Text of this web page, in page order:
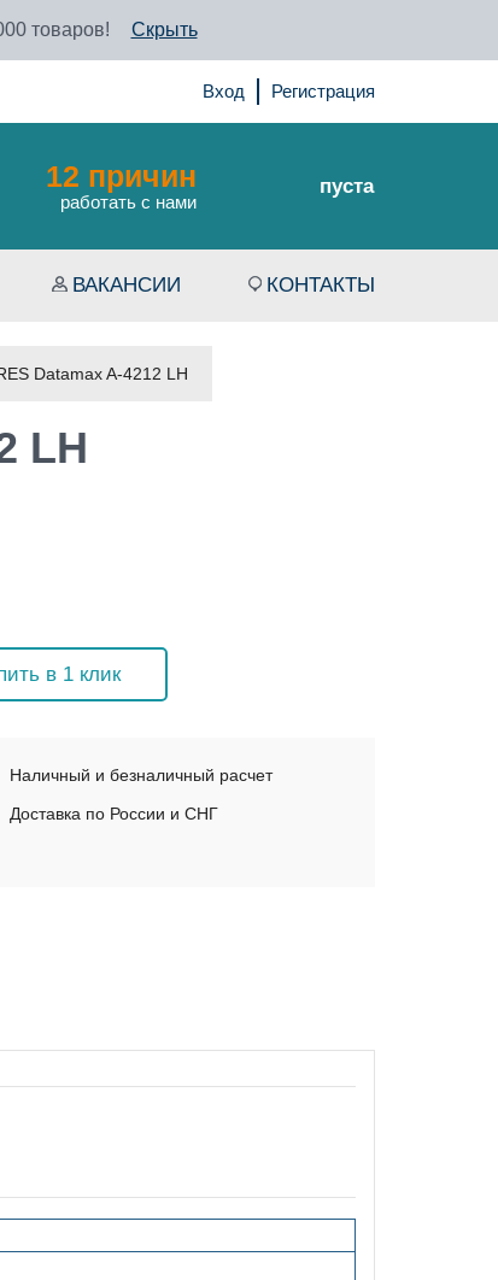
товаров! Скрыть
Вход Регистрация
12 причин
работать с нами
пуста
ВАКАНСИИ КОНТАКТЫ
Datamax A-4212 LH
LH
в 1 клик
Наличный и безналичный расчет
Доставка по России и СНГ